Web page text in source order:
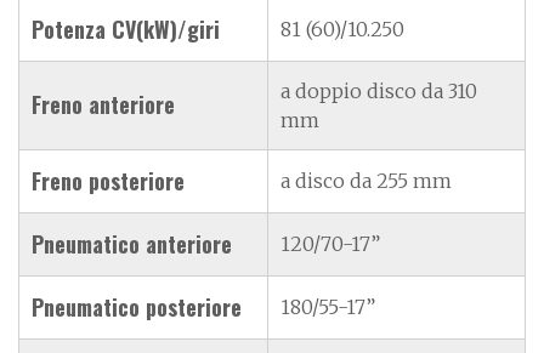
Potenza CV(kW)/giri 81 (60)/10.250
Freno anteriore
a doppio disco da 310
mm
Freno posteriore a disco da 255 mm
Pneumatico anteriore 120/70-17”
Pneumatico posteriore 180/55-17”